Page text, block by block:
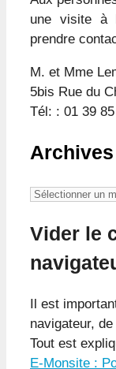
une visite à
prendre
M. et Mme
5bis Rue du
Tél: : 01 39
Archives
Archives
Vider le
Il est
navigateur,
Tout est
E-Monsite :